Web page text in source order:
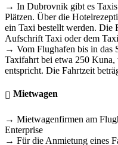
→ In Dubrovnik gibt es Taxis
Plätzen. Über die
ein Taxi bestellt werden. Die
Aufschrift Taxi oder dem
→ Vom Flughafen bis in das
Taxifahrt bei etwa 250 Kuna,
entspricht. Die Fahrtzeit
Mietwagen
→ Mietwagenfirmen am
Enterprise
→ Für die Anmietung eines